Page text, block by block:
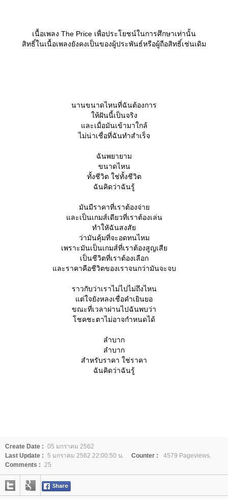
เนื้อเพลง The Price เพื่อประโยชน์ในการศึกษาเท่านั้น
สิทธิ์ในเนื้อเพลงยังคงเป็นของผู้ประพันธ์หรือผู้ถือสิทธิ์เช่นเดิม
นานขนาดไหนที่ฉันต้องการ
ห้ฝันนี้เป็นจริง
ละเมื่อมันเข้ามาใกล้
ไม่น่าเชื่อที่ฉันทำสำเร็จ
ฉันพยายาม
ขนาดไหน
ทั้งชีวิต ใช่ทั้งชีวิต
ฉันคิดว่าฉันรู้
มันมีราคาที่เราต้องจ่า
ละเป็นเกมส์เดียวที่เราต้องเล่น
ทำใหัฉันสงสั
ว่ามันคุ้มที่จะอดทนไหม
เพราะมันเป็นเกมส์ที่เราต้องสูญเสี
เป็นชีวิตที่เราต้องเลือก
ละราคาคือชีวิตของเราจนกว่ามันจะจบ
ราวกับว่าเราไม่ไปไม่ถึงไหน
ต่ใจยังหลงเชื่อคำเยินยอ
ขณะที่เวลาผ่านไปฉันพบว่า
ชคชะตาไม่อาจกำหนดได้
ลำบาก
ลำบาก
สำหรับราคา ใช่ราคา
ฉันคิดว่าฉันรู้
Create Date : 05 มกราคม 2562
Last Update : 5 มกราคม 2562 22:00:50 น. Counter :
4579 Pageviews.
Comments : 25